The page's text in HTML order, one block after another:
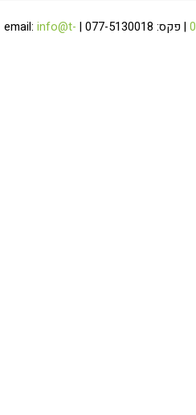
| פקס: 077-5130018 | email:
info@t-